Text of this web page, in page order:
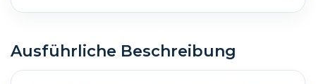
Ausführliche Beschreibung